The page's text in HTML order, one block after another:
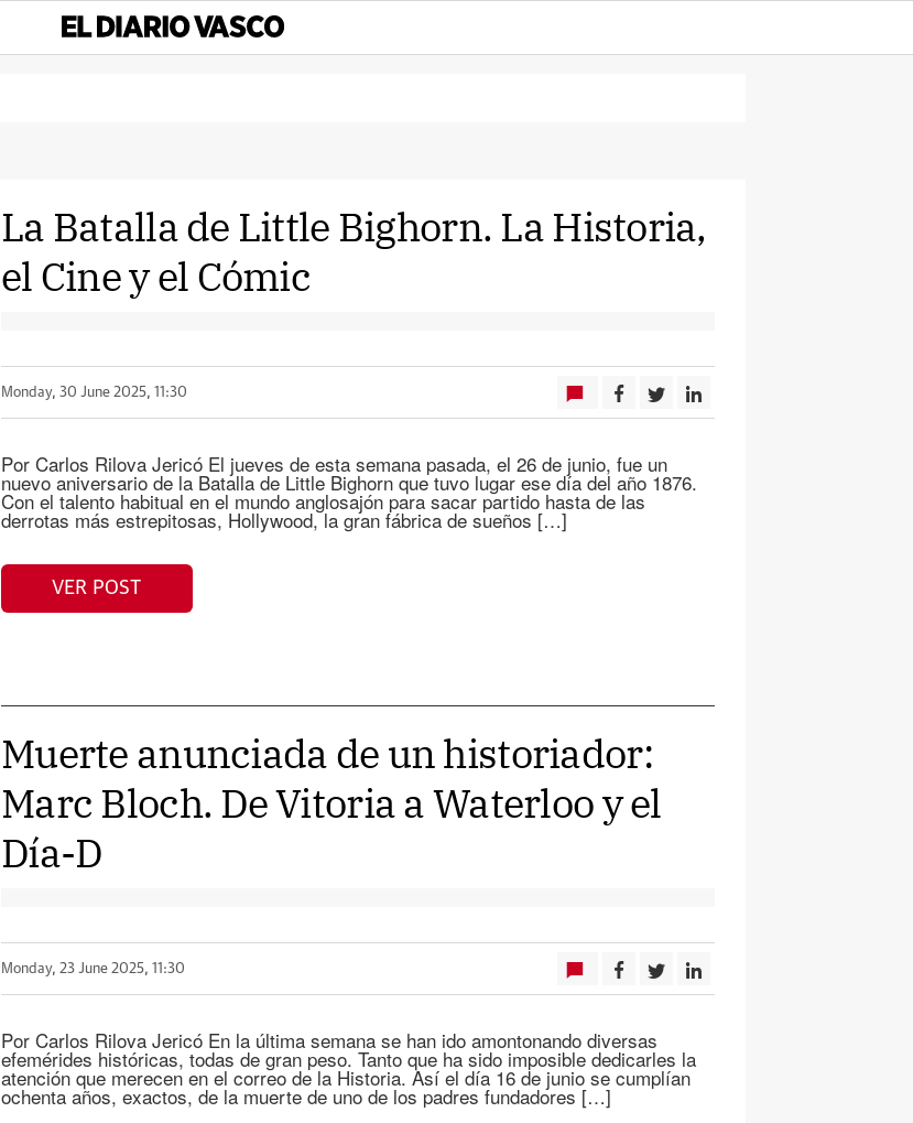
La Batalla de Little Bighorn. La Historia,
el Cine y el Cómic
Monday, 30 June 2025, 11:30
Por Carlos Rilova Jericó El jueves de esta semana pasada, el 26 de junio, fue un
nuevo aniversario de la Batalla de Little Bighorn que tuvo lugar ese día del año 1876.
Con el talento habitual en el mundo anglosajón para sacar partido hasta de las
derrotas más estrepitosas, Hollywood, la gran fábrica de sueños […]
VER POST
Muerte anunciada de un historiador:
Marc Bloch. De Vitoria a Waterloo y el
Día-D
Monday, 23 June 2025, 11:30
Por Carlos Rilova Jericó En la última semana se han ido amontonando diversas
efemérides históricas, todas de gran peso. Tanto que ha sido imposible dedicarles la
atención que merecen en el correo de la Historia. Así el día 16 de junio se cumplían
ochenta años, exactos, de la muerte de uno de los padres fundadores […]